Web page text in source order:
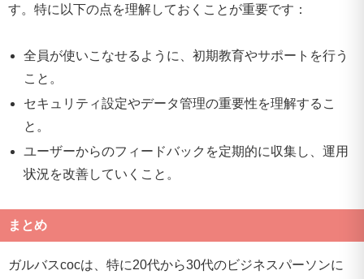
す。特に以下の点を理解しておくことが重要です：
全員が使いこなせるように、初期教育やサポートを行う
こと。
セキュリティ設定やデータ管理の重要性を理解するこ
と。
ユーザーからのフィードバックを定期的に収集し、運用
状況を改善していくこと。
まとめ
ガルバスcocは、特に20代から30代のビジネスパーソンに